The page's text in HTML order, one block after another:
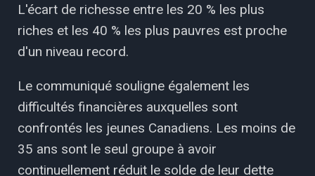
L'écart de richesse entre les 20 % les plus
riches et les 40 % les plus pauvres est proche
d'un niveau record.
Le communiqué souligne également les
difficultés financières auxquelles sont
confrontés les jeunes Canadiens. Les moins de
35 ans sont le seul groupe à avoir
continuellement réduit le solde de leur dette